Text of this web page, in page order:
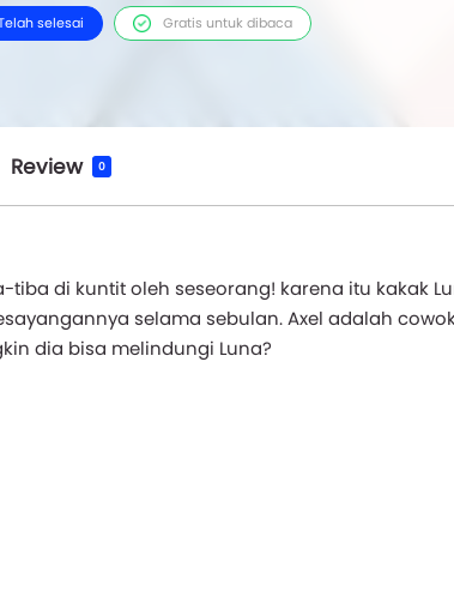
selesai Gratis untuk dibaca
Review 0
tiba di kuntit oleh seseorang! karena itu kakak
selama sebulan. Axel adalah
dia bisa melindungi Luna?